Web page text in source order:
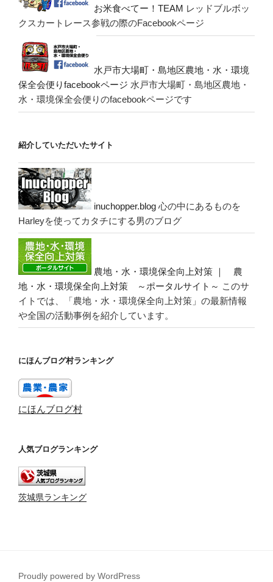
お米食べてー！TEAM レッドブルボッ
クスカートレース参戦の際のFacebookページ
水戸市大場町・島地区農地・水・環境
保全会便りfacebookページ 水戸市大場町・島地区農地・
水・環境保全会便りのfacebookページです
紹介していただいたサイト
inuchopper.blog 心の中にあるものを
Harleyを使ってカタチにする男のブログ
農地・水・環境保全向上対策 ｜ 農
地・水・環境保全向上対策 ～ポータルサイト～ このサ
イトでは、「農地・水・環境保全向上対策」の最新情報
や全国の活動事例を紹介しています。
にほんブログ村ランキング
にほんブログ村
人気ブログランキング
茨城県ランキング
Proudly powered by WordPress